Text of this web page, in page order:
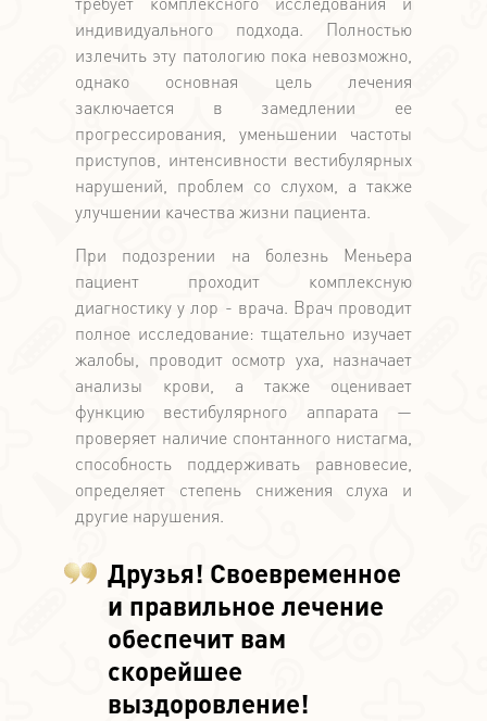
индивидуального подхода. Полностью
излечить эту патологию пока невозможно,
однако основная цель лечения
заключается в замедлении ее
прогрессирования, уменьшении частоты
приступов, интенсивности вестибулярных
нарушений, проблем со слухом, а также
улучшении качества жизни пациента.
При подозрении на болезнь Меньера
пациент проходит комплексную
диагностику у лор - врача. Врач проводит
полное исследование: тщательно изучает
жалобы, проводит осмотр уха, назначает
анализы крови, а также оценивает
функцию вестибулярного аппарата —
проверяет наличие спонтанного нистагма,
способность поддерживать равновесие,
определяет степень снижения слуха и
другие нарушения.
Друзья! Своевременное
и правильное лечение
обеспечит вам
скорейшее
выздоровление!